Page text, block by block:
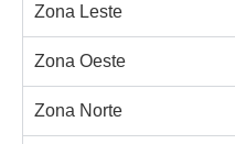
Zona Leste
Zona Oeste
Zona Norte